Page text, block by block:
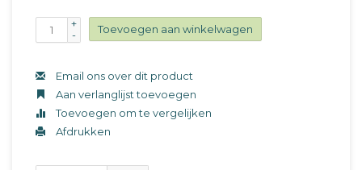
+
-
Toevoegen aan winkelwagen
Email ons over dit product
Aan verlanglijst toevoegen
Toevoegen om te vergelijken
Afdrukken